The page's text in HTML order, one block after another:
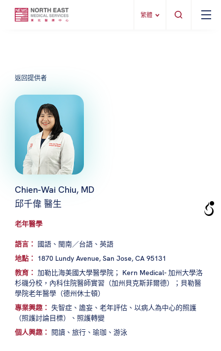
繁體
返回提供者
Chien-Wai Chiu, MD
邱千偉 醫生
老年醫學
語言： 國語、閩南／台語、英語
地點： 1870 Lundy Avenue, San Jose, CA 95131
教育： 加勒比海美國大學醫學院； Kern Medical- 加州大學洛
杉磯分校，內科住院醫師實習（加州貝克斯菲爾德）；貝勒醫
學院老年醫學（德州休士頓）
專業興趣： 失智症、譫妄、老年評估、以病人為中心的照護
（照護討論目標）、照護轉變
個人興趣： 閱讀、旅行、瑜珈、游泳